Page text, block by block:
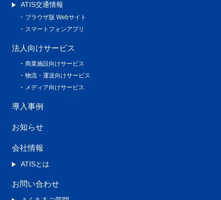
ATIS交通情報
ブラウザ版 Webサイト
スマートフォンアプリ
法人向けサービス
商業施設向けサービス
物流・運送向けサービス
メディア向けサービス
導入事例
お知らせ
会社情報
ATISとは
お問い合わせ